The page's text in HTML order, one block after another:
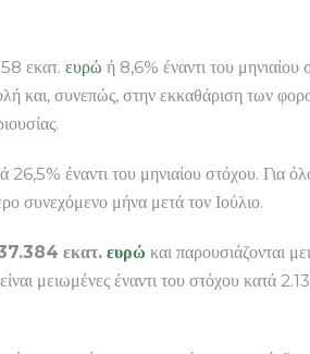
εκατ. ευρώ ή 8,6% έναντι του
και, συνεπώς, στην εκκαθάριση των
26,5% έναντι του μηνιαίου στόχου. Για
συνεχόμενο μήνα μετά τον Ιούλιο.
37.384 εκατ. ευρώ και παρουσιάζονται
μειωμένες έναντι του στόχου κατά